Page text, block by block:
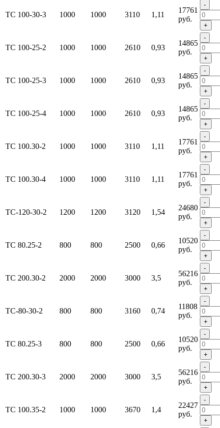
ТС 100-30-3 1000 1000 3110 1,11
17761
руб.
-
+
ТС 100-25-2 1000 1000 2610 0,93
14865
руб.
-
+
ТС 100-25-3 1000 1000 2610 0,93
14865
руб.
-
+
ТС 100-25-4 1000 1000 2610 0,93
14865
руб.
-
+
ТС 100.30-2 1000 1000 3110 1,11
17761
руб.
-
+
ТС 100.30-4 1000 1000 3110 1,11
17761
руб.
-
+
ТС-120-30-2 1200 1200 3120 1,54
24680
руб.
-
+
ТС 80.25-2 800 800 2500 0,66
10520
руб.
-
+
ТС 200.30-2 2000 2000 3000 3,5
56216
руб.
-
+
ТС-80-30-2 800 800 3160 0,74
11808
руб.
-
+
ТС 80.25-3 800 800 2500 0,66
10520
руб.
-
+
ТС 200.30-3 2000 2000 3000 3,5
56216
руб.
-
+
ТС 100.35-2 1000 1000 3670 1,4
22427
руб.
-
+